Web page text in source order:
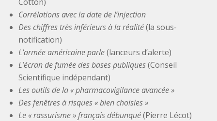
Corrélations avec la date de l’injection
Des chiffres très inférieurs à la réalité(la sous-
notification)
L’armée américaine parle(lanceurs d’alerte)
L’écran de fumée des bases publiques(Conseil
Scientifique indépendant)
Les outils de la « pharmacovigilance avancée »
Des fenêtres à risques « bien choisies »
Le « rassurisme » français débunqué(Pierre Lécot)